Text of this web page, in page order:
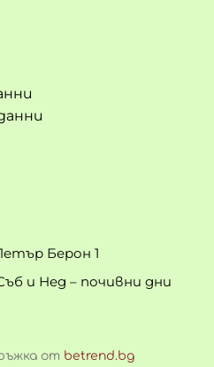
Берон 1
и Нед – почивни дни
от betrend.bg